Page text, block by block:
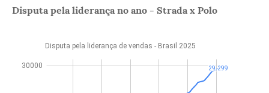
Disputa pela liderança no ano - Strada x Polo